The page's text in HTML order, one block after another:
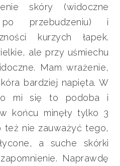
skóry (widoczne
przebudzeniu) i
kurzych łapek.
ale przy uśmiechu
Mam wrażenie,
bardziej napięta. W
mi się to podoba i
końcu minęły tylko 3
też nie zauważyć tego,
a suche skórki
Naprawdę